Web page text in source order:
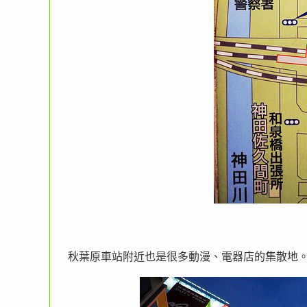
秋葉原車站附近也是很多動漫、電器店的集散地